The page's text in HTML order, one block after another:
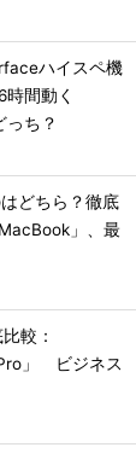
ハイスペ機
間動く
っち？
どちら？徹底
」、最
較：
」 ビジネス